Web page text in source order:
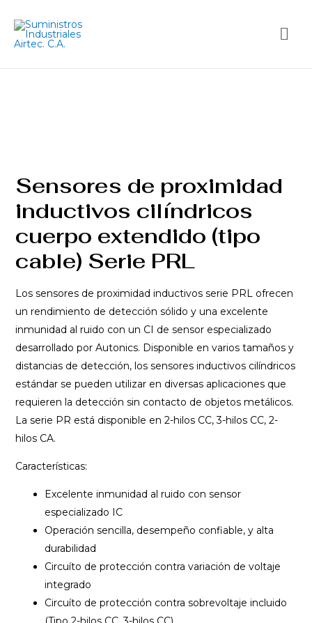
Sensores de proximidad
inductivos cilíndricos
cuerpo extendido (tipo
cable) Serie PRL
Los sensores de proximidad inductivos serie PRL ofrecen
un rendimiento de detección sólido y una excelente
inmunidad al ruido con un CI de sensor especializado
desarrollado por Autonics. Disponible en varios tamaños y
distancias de detección, los sensores inductivos cilíndricos
estándar se pueden utilizar en diversas aplicaciones que
requieren la detección sin contacto de objetos metálicos.
La serie PR está disponible en 2-hilos CC, 3-hilos CC, 2-
hilos CA.
Características:
Excelente inmunidad al ruido con sensor
especializado IC
Operación sencilla, desempeño confiable, y alta
durabilidad
Circuíto de protección contra variación de voltaje
integrado
Circuíto de protección contra sobrevoltaje incluido